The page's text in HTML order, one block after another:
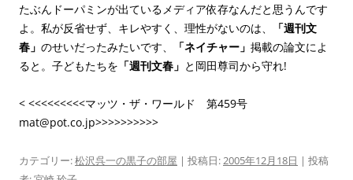
たぶんドーパミンが出ているメディア依存なんだと思うんです
よ。私が反省せず、キレやすく、理性がないのは、
「週刊文
春」 のせいだったみたいです、 「ネイチャー」 掲載の論文によ
ると。子どもたちを 「週刊文春」 と岡田尊司から守れ!
< <<<<<<<<<マッツ・ザ・ワールド 第459号
mat@pot.co.jp>>>>>>>>>>
カテゴリー:松沢呉一の黒子の部屋 | 投稿日: 2005年12月18日 | 投稿